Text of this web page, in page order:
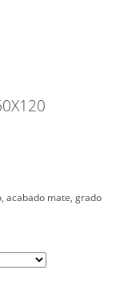
acabado mate, grado